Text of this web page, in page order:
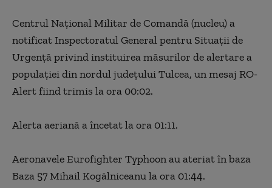
Centrul Naţional Militar de Comandă (nucleu) a
notificat Inspectoratul General pentru Situaţii de
Urgenţă privind instituirea măsurilor de alertare a
populaţiei din nordul judeţului Tulcea, un mesaj RO-
Alert fiind trimis la ora 00:02.
Alerta aeriană a încetat la ora 01:11.
Aeronavele Eurofighter Typhoon au ateriat în baza
Baza 57 Mihail Kogălniceanu la ora 01:44.